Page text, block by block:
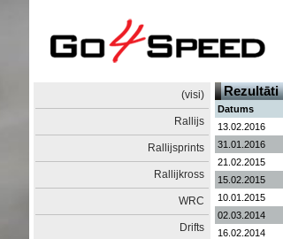
(visi)
Rallijs
Rallijsprints
Rallijkross
WRC
Drifts
Rezultāti
Datums
13.02.2016
31.01.2016
21.02.2015
15.02.2015
10.01.2015
02.03.2014
16.02.2014